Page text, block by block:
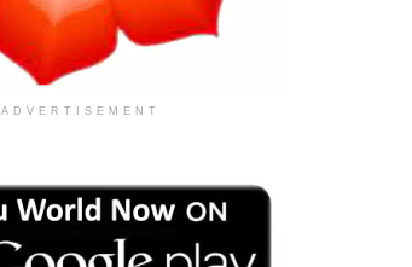
ADVERTISEMENT